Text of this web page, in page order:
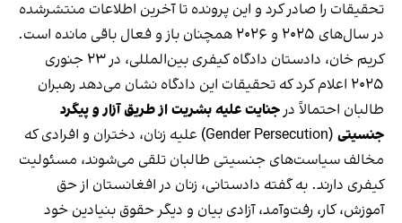
تحقیقات را صادر کرد و این پرونده تا آخرین اطلاعات منتشرشده
در سال‌های ۲۰۲۵ و ۲۰۲۶ همچنان باز و فعال باقی مانده است.
کریم خان، دادستان دادگاه کیفری بین‌المللی، در ۲۳ جنوری
۲۰۲۵ اعلام کرد که تحقیقات این دادگاه نشان می‌دهد رهبران
طالبان احتمالاً در جنایت علیه بشریت از طریق آزار و پیگرد
جنسیتی
(Gender Persecution) علیه زنان، دختران و افرادی که
مخالف سیاست‌های جنسیتی طالبان تلقی می‌شوند، مسئولیت
کیفری دارند. به گفته دادستانی، زنان در افغانستان از حق
آموزش، کار، رفت‌وآمد، آزادی بیان و دیگر حقوق بنیادین خود